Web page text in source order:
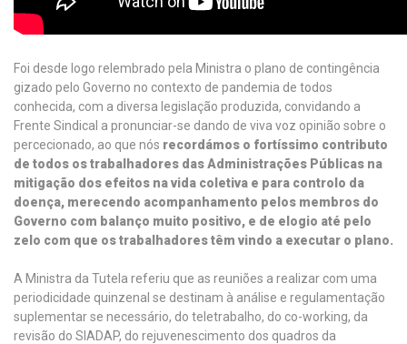
Foi desde logo relembrado pela Ministra o plano de contingência
gizado pelo Governo no contexto de pandemia de todos
conhecida, com a diversa legislação produzida, convidando a
Frente Sindical a pronunciar-se dando de viva voz opinião sobre o
percecionado, ao que nós recordámos o fortíssimo contributo
de todos os trabalhadores das Administrações Públicas na
mitigação dos efeitos na vida coletiva e para controlo da
doença, merecendo acompanhamento pelos membros do
Governo com balanço muito positivo, e de elogio até pelo
zelo com que os trabalhadores têm vindo a executar o plano.
A Ministra da Tutela referiu que as reuniões a realizar com uma
periodicidade quinzenal se destinam à análise e regulamentação
suplementar se necessário, do teletrabalho, do co-working, da
revisão do SIADAP, do rejuvenescimento dos quadros da